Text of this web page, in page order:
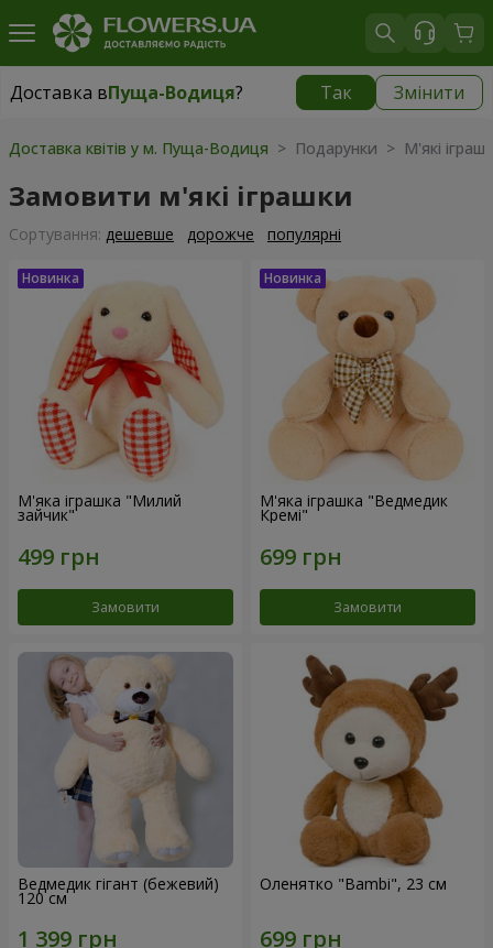
Доставка вПуща-Водиця? Так Змінити
Доставка вПуща-Водиця| безкоштовно
Доставка квітів у м. Пуща-Водиця > Подарунки > М'які
Замовити м'які іграшки
Сортування: дешевше дорожче популярні
М'яка іграшка "Милий
зайчик"
Замовити
М'яка іграшка "Ведмедик
Кремі"
Замовити
Ведмедик гігант (бежевий)
120 см
Оленятко "Bambi", 23 см